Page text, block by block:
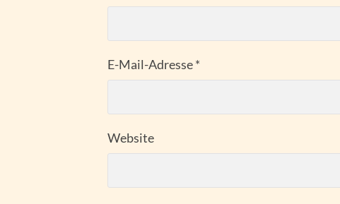
E-Mail-Adresse*
Website